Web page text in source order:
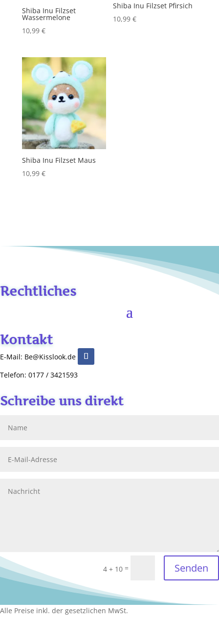
Shiba Inu Filzset
Wassermelone
10,99 €
Shiba Inu Filzset Pfirsich
10,99€
Shiba Inu Filzset Maus
10,99 €
Rechtliches
Kontakt
E-Mail: Be@Kisslook.de
Telefon: 0177 / 3421593
Schreibe uns direkt
4 + 10 = Senden
Alle Preise inkl. der gesetzlichen MwSt.